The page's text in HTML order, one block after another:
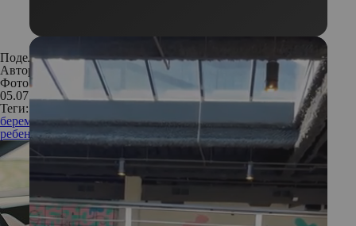
Поделиться:
Автор:
Редакция
Фото: Legion Media
05.07.2018
Теги:
беременностьбеременность и родыдиабетожирениедиабет у
ребенка дефицит витамина В12